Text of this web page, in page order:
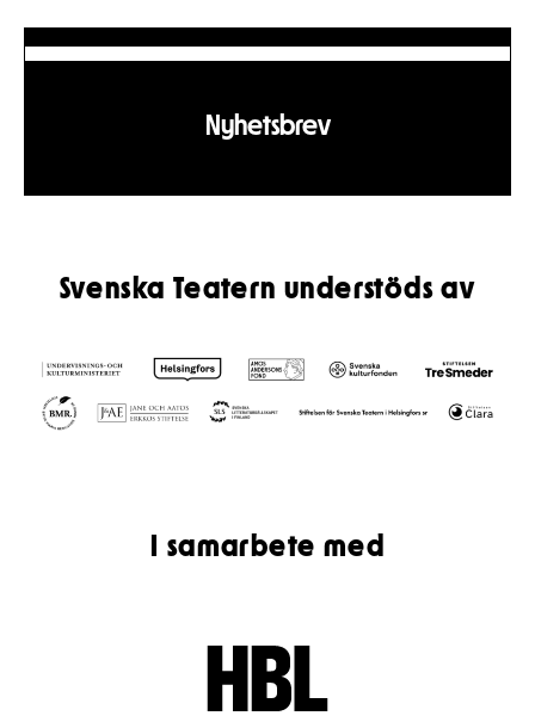
Nyhetsbrev
Svenska Teatern understöds av
I samarbete med